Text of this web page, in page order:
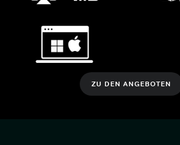
ZU DEN ANGEBOTEN